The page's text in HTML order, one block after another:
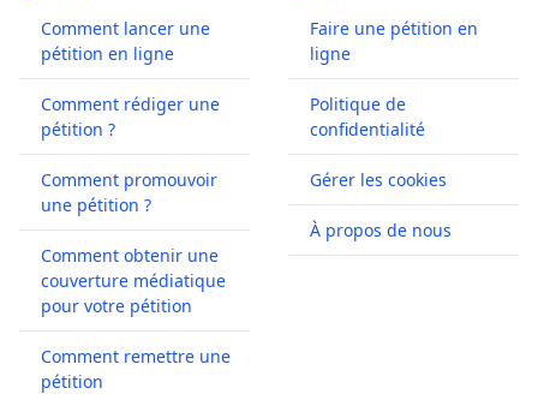
Comment lancer une
pétition en ligne
Comment rédiger une
pétition ?
Comment promouvoir
une pétition ?
Comment obtenir une
couverture médiatique
pour votre pétition
Comment remettre une
pétition
Faire une pétition en
ligne
Politique de
confidentialité
Gérer les cookies
À propos de nous